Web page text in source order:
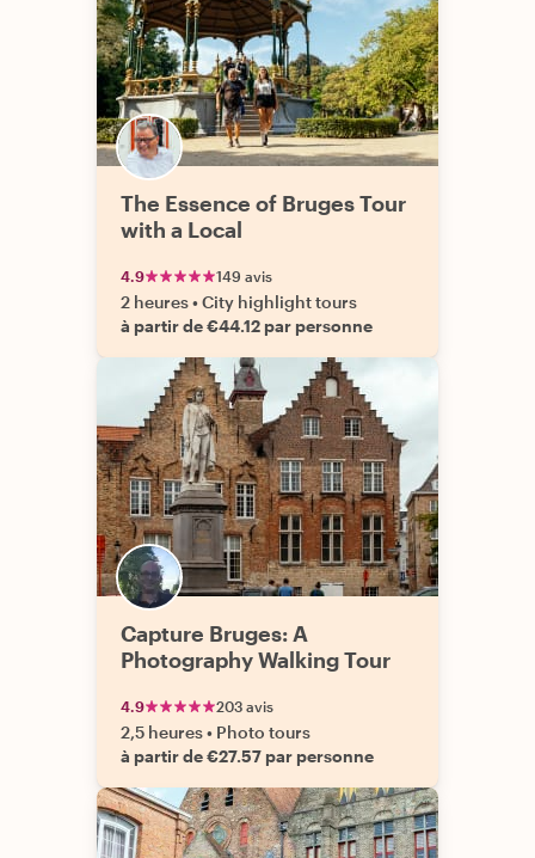
The Essence of Bruges Tour
with a Local
4.9 149 avis
2 heures•City highlight tours
à partir de €44.12 par personne
Capture Bruges: A
Photography Walking Tour
4.9 203 avis
2,5 heures• Photo tours
à partir de €27.57 par personne